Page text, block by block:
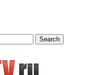
Search